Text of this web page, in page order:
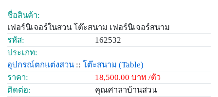
ชื่อสินค้า:
เฟอร์นิเจอร์ในสวน โต๊ะสนาม เฟอร์นิเจอร์สนาม
รหัส:
162532
ประเภท:
อุปกรณ์ตกแต่งสวน :: โต๊ะสนาม (Table)
ราคา:
18,500.00 บาท /ตัว
ติดต่อ:
คุณศาลาบ้านสวน